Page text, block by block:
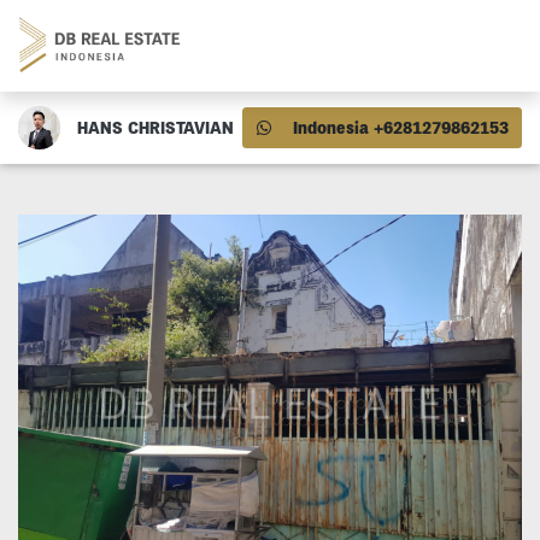
HANS CHRISTAVIAN Indonesia +6281279862153